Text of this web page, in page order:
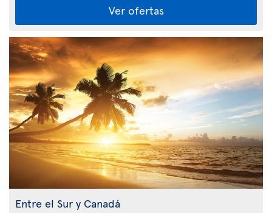
Ver ofertas
Entre el Sur y Canadá